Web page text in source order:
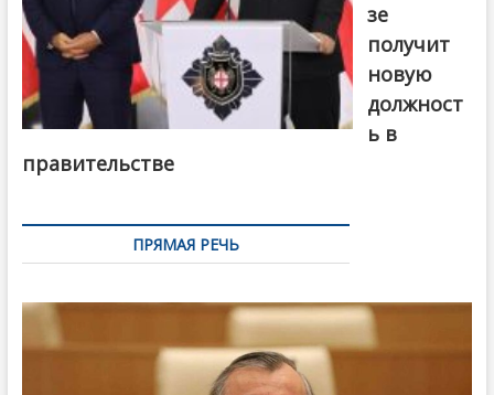
зе
получит
новую
должност
ь в
правительстве
ПРЯМАЯ РЕЧЬ